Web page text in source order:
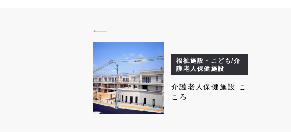
福祉施設・こども/介
護老人保健施設
介護老人保健施設 こ
ころ